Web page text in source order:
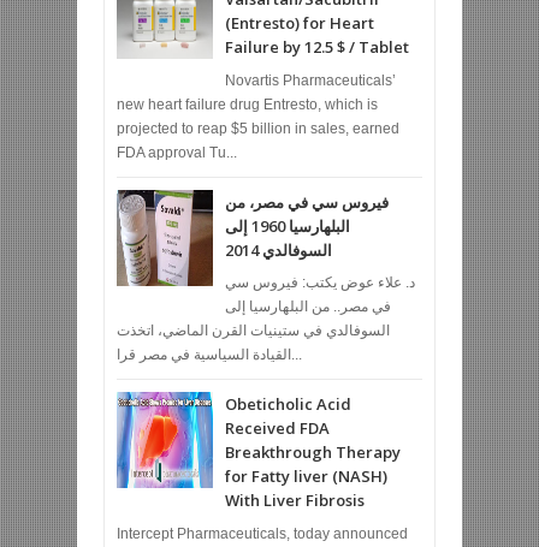
(Entresto) for Heart
Failure by 12.5 $ / Tablet
Novartis Pharmaceuticals’
new heart failure drug Entresto, which is
projected to reap $5 billion in sales, earned
FDA approval Tu...
فيروس سي في مصر، من
البلهارسيا 1960 إلى
السوفالدي 2014
د. علاء عوض يكتب: فيروس سي
في مصر.. من البلهارسيا إلى
السوفالدي في ستينيات القرن الماضي، اتخذت
القيادة السياسية في مصر قرا...
Obeticholic Acid
Received FDA
Breakthrough Therapy
for Fatty liver (NASH)
With Liver Fibrosis
Intercept Pharmaceuticals, today announced